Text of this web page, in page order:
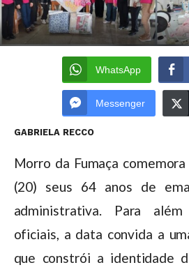
WhatsApp
Messenger
GABRIELA RECCO
Morro da Fumaça
(20) seus 64 anos de
administrativa. Para
oficiais, a data convida a
que constrói a identidade